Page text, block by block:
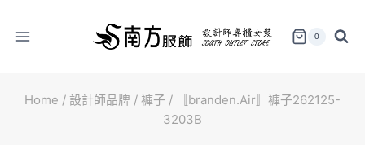
0
Home / 設計師品牌 / 褲子 /
〚branden.Air〛褲子262125-
3203B